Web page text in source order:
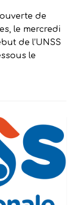
de
le mercredi
de l’UNSS
le